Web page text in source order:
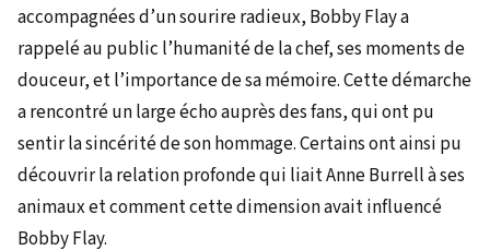
accompagnées d’un sourire radieux, Bobby Flay a
rappelé au public l’humanité de la chef, ses moments de
douceur, et l’importance de sa mémoire. Cette démarche
a rencontré un large écho auprès des fans, qui ont pu
sentir la sincérité de son hommage. Certains ont ainsi pu
découvrir la relation profonde qui liait Anne Burrell à ses
animaux et comment cette dimension avait influencé
Bobby Flay.